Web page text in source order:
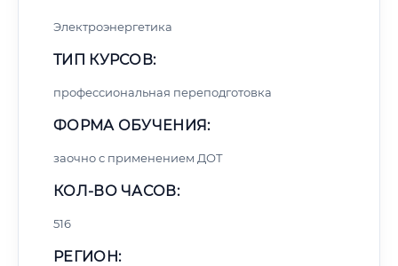
Электроэнергетика
ТИП КУРСОВ:
профессиональная переподготовка
ФОРМА ОБУЧЕНИЯ:
заочно с применением ДОТ
КОЛ-ВО ЧАСОВ:
516
РЕГИОН: